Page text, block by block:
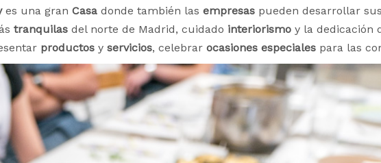
es una gran Casa donde también las empresas pueden desarrollar sus
tranquilas del norte de Madrid, cuidado interiorismo y la dedicación
productos y servicios, celebrar ocasiones especiales para las